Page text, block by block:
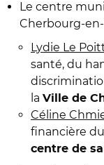
Le centre
Cherbourg-
Lydie Le
santé, du
la Ville de
Céline
financière du
centre de